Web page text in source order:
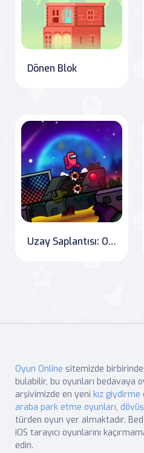
Dönen Blok
Uzay Saplantısı: Oyun Içinde Oyna
Oyun Online sitemizde
bulabilir, bu oyunları bedavaya
arşivimizde en yeni kız giydirme
araba park etme oyunları,
türden oyun yer almaktadır.
iOS tarayıcı oyunlarını
edin.